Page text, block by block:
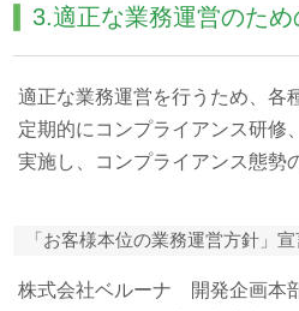
ガバナンス
スポーツ振興（ベルーナド
パート・アルバイト採用
3.適正な業務運営のた
適正な業務運営を行うため、各
定期的にコンプライアンス研修
実施し、コンプライアンス態勢
「お客様本位の業務運営方針」
株式会社ベルーナ 開発企画本